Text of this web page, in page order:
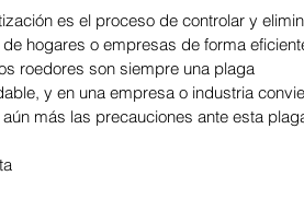
es el proceso de controlar y
hogares o empresas de forma
roedores son siempre una plaga
y en una empresa o industria
más las precauciones ante esta